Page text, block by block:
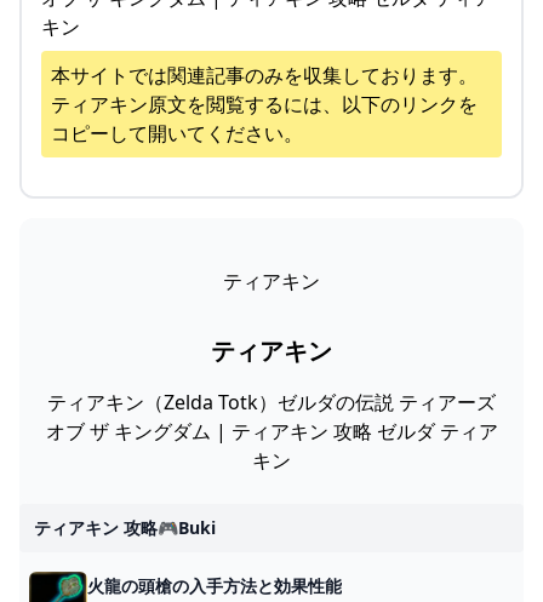
キン
本サイトでは関連記事のみを収集しております。
ティアキン原文を閲覧するには、以下のリンクを
コピーして開いてください。
ティアキン
ティアキン
ティアキン（Zelda Totk）ゼルダの伝説 ティアーズ
オブ ザ キングダム | ティアキン 攻略 ゼルダ ティア
キン
ティアキン 攻略🎮buki
火龍の頭槍の入手方法と効果性能